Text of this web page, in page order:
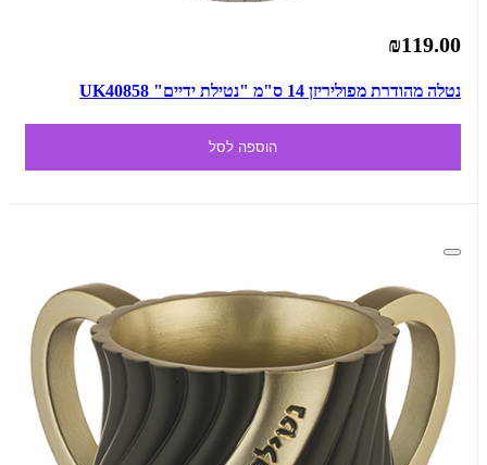
₪119.00
נטלה מהודרת מפוליריזן 14 ס"מ "נטילת ידיים" UK40858
הוספה לסל